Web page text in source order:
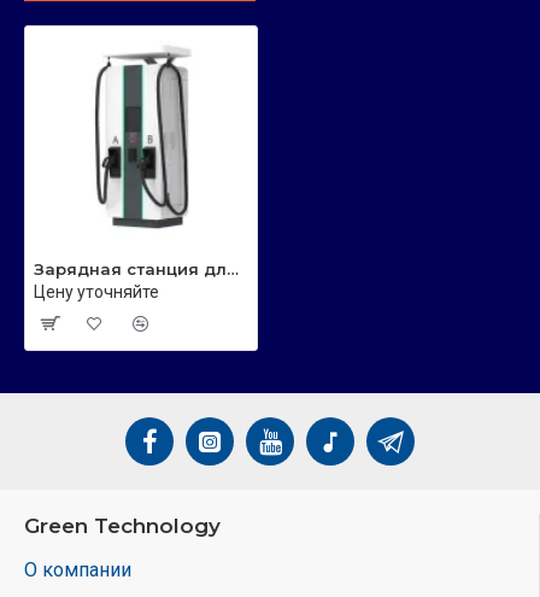
Зарядная станция для электромобиля 160 кВт HGpower модель GT2-160kW-GBT+CCS2-DCL160B
Цену уточняйте
Green Technology
О компании